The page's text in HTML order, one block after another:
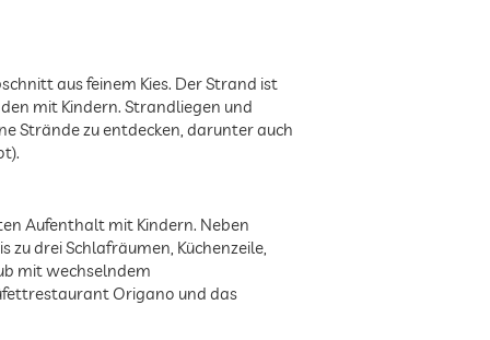
aus feinem Kies. Der Strand ist
mit Kindern. Strandliegen und
Strände zu entdecken, darunter auch
Aufenthalt mit Kindern. Neben
drei Schlafräumen, Küchenzeile,
mit wechselndem
Origano und das